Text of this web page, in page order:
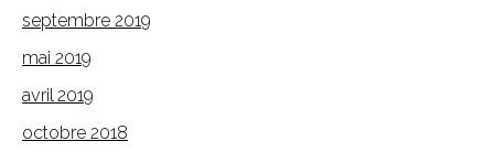
septembre 2019
mai 2019
avril 2019
octobre 2018